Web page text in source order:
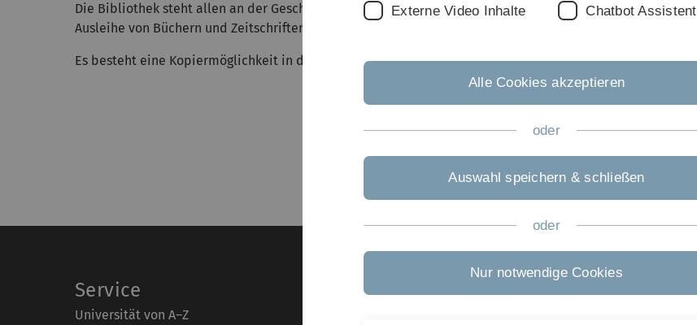
Die Bibliothek steht allen an der Geschichte, Theorie und Ethik der Medizin Interessierten offen. Eine
Ausleihe von Büchern und Zeitschriften ist nur über das kiz möglich. Gerne helfen wir Ihnen weiter.
Es besteht eine Kopiermöglichkeit in der Bibliothek.
Service
Universität von A–Z
Rechtliche Hinweise
Externe Video Inhalte Chatbot Assistent
Alle Cookies akzeptieren
oder
Auswahl speichern & schließen
oder
Nur notwendige Cookies